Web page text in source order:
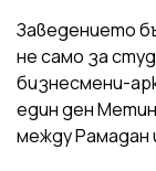
Заведението
не само за
бизнесмени-
един ден
между Рамадан